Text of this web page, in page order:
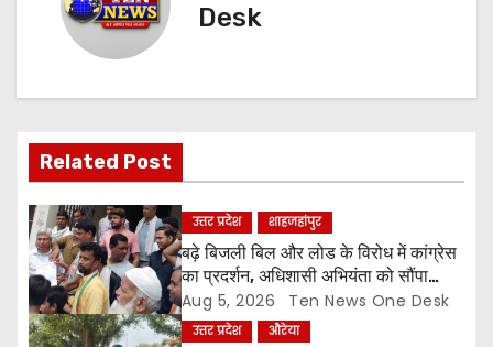
v
i
g
a
t
i
Desk
Related Post
उत्तर प्रदेश शाहजहांपुर
बढ़े बिजली बिल और लोड के विरोध में कांग्रेस
का प्रदर्शन, अधिशासी अभियंता को सौंपा
ज्ञापन
Aug 5, 2026 Ten News One Desk
उत्तर प्रदेश औरेया